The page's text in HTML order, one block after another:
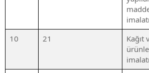
imalatı
10 21
Kağıt
imalatı